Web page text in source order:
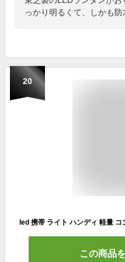
っかり明るくて、しかも防
20
この商品